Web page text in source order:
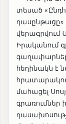
տեսած
դասընթացը»
վերագրվում
Իրականում
հեղինակն է
մահացել
գրառումներ